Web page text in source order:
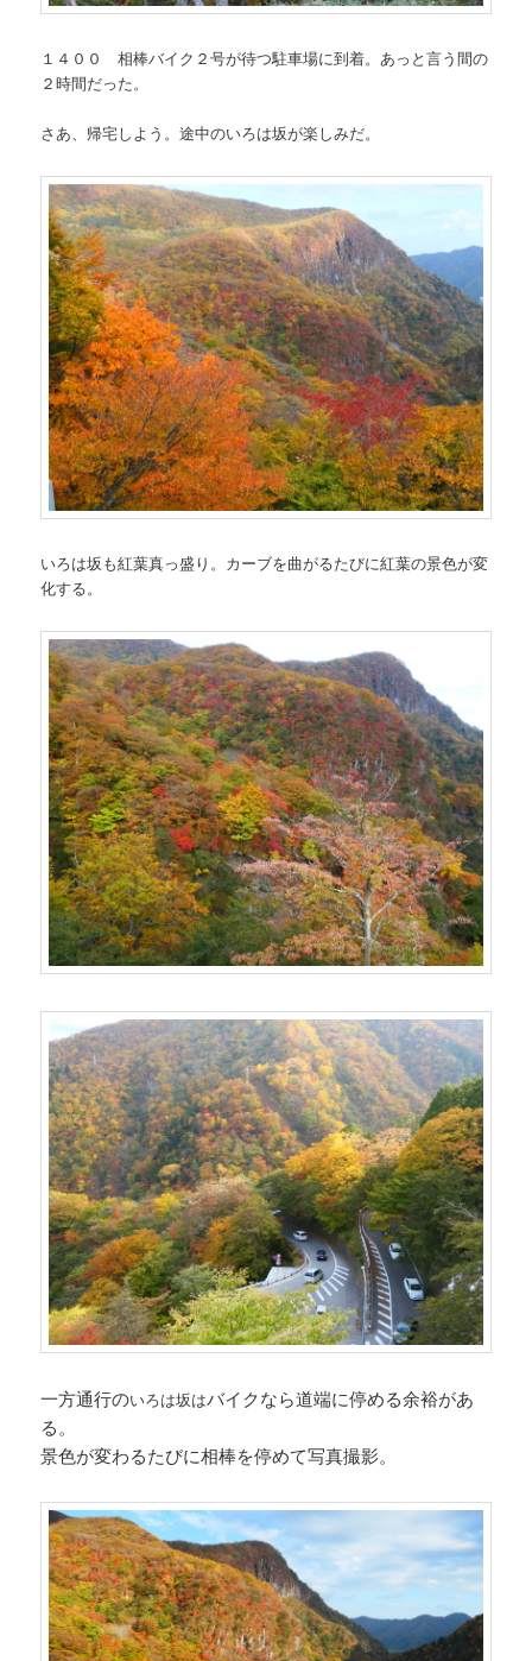
１４００ 相棒バイク２号が待つ駐車場に到着。あっと言う間の
２時間だった。
さあ、帰宅しよう。途中のいろは坂が楽しみだ。
いろは坂も紅葉真っ盛り。カーブを曲がるたびに紅葉の景色が変
化する。
一方通行のいろは坂はバイクなら道端に停める余裕があ
る。
景色が変わるたびに相棒を停めて写真撮影。